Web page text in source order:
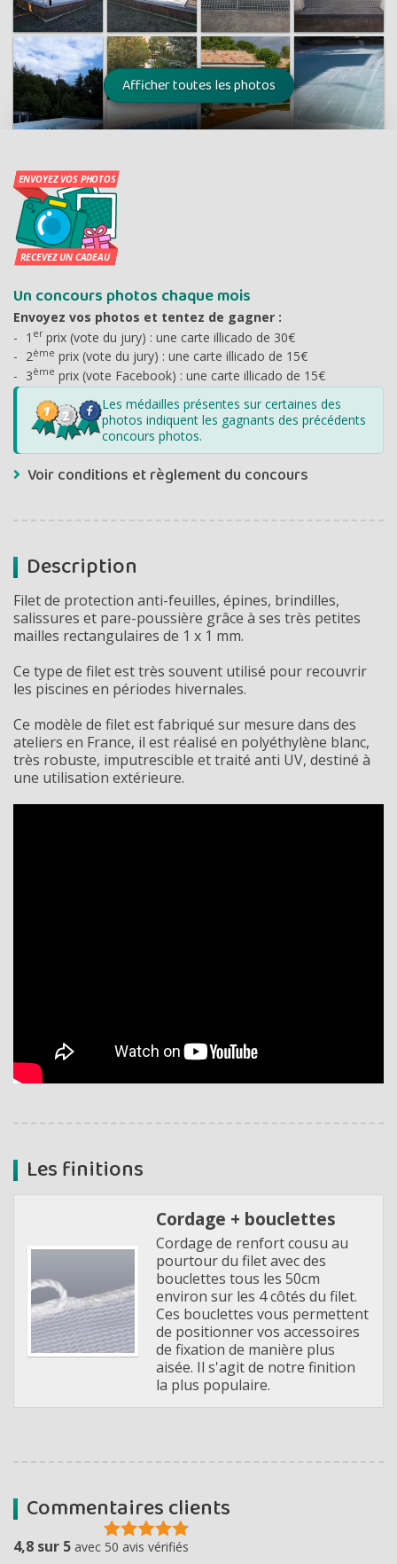
Un concours photos chaque mois
Envoyez vos photos et tentez de gagner :
1 erprix (vote du jury) : une carte illicado de 30€
2ème prix (vote du jury) : une carte illicado de 15€
3ème prix (vote Facebook) : une carte illicado de 15€
Les médailles présentes sur certaines des
photos indiquent les gagnants des précédents
concours photos.
Voir conditions et règlement du concours
Description
Filet de protection anti-feuilles, épines, brindilles,
salissures et pare-poussière grâce à ses très petites
mailles rectangulaires de 1 x 1 mm.
Ce type de filet est très souvent utilisé pour recouvrir
les piscines en périodes hivernales.
Ce modèle de filet est fabriqué sur mesure dans des
ateliers en France, il est réalisé en polyéthylène blanc,
très robuste, imputrescible et traité anti UV, destiné à
une utilisation extérieure.
Les finitions
Cordage + bouclettes
Cordage de renfort cousu au
pourtour du filet avec des
bouclettes tous les 50cm
environ sur les 4 côtés du filet.
Ces bouclettes vous permettent
de positionner vos accessoires
de fixation de manière plus
aisée. Il s'agit de notre finition
la plus populaire.
Commentaires clients
4,8 sur 5 avec 50 avis vérifiés